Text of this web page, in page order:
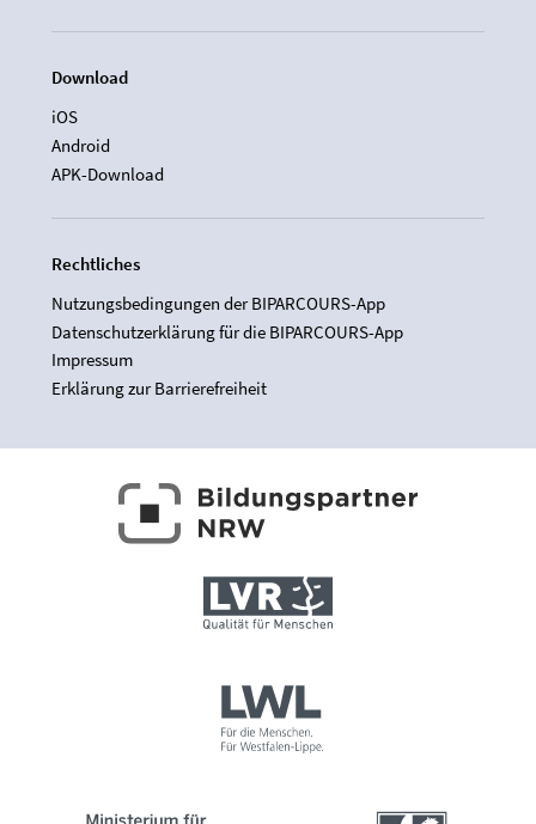
Download
iOS
Android
APK-Download
Rechtliches
Nutzungsbedingungen der BIPARCOURS-App
Datenschutzerklärung für die BIPARCOURS-App
Impressum
Erklärung zur Barrierefreiheit